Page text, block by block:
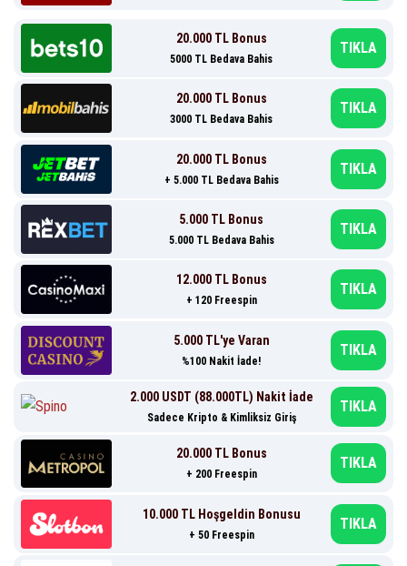
20.000 TL Bonus
5000 TL Bedava Bahis
TIKLA
20.000 TL Bonus
3000 TL Bedava Bahis
TIKLA
20.000 TL Bonus
+ 5.000 TL Bedava Bahis
TIKLA
5.000 TL Bonus
5.000 TL Bedava Bahis
TIKLA
12.000 TL Bonus
+ 120 Freespin
TIKLA
5.000 TL'ye Varan
%100 Nakit İade!
TIKLA
2.000 USDT (88.000TL) Nakit İade
Sadece Kripto & Kimliksiz Giriş
TIKLA
20.000 TL Bonus
+ 200 Freespin
TIKLA
10.000 TL Hoşgeldin Bonusu
+ 50 Freespin
TIKLA